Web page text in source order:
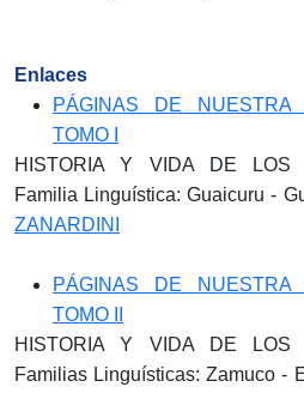
Enlaces
PÁGINAS DE NUESTRA
TOMO I
HISTORIA Y VIDA DE LOS
Familia Linguística: Guaicuru -
ZANARDINI
PÁGINAS DE NUESTRA
TOMO II
HISTORIA Y VIDA DE LOS
Familias Linguísticas: Zamuco -